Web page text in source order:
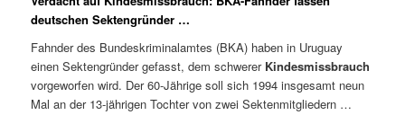
deutschen Sektengründer …
Fahnder des Bundeskriminalamtes (BKA) haben in Uruguay
einen Sektengründer gefasst, dem schwerer Kindesmissbrauch
vorgeworfen wird. Der 60-Jährige soll sich 1994 insgesamt neun
Mal an der 13-jährigen Tochter von zwei Sektenmitgliedern …